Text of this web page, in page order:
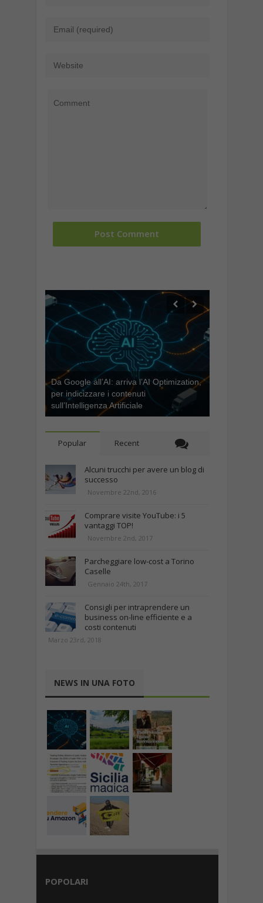
Da Google all’AI: arriva l’AI Optimization,
per indicizzare i contenuti
sull’Intelligenza Artificiale
Popular Recent
Alcuni trucchi per avere un blog di
successo
Novembre 22nd, 2016
Comprare visite YouTube: i 5
vantaggi TOP!
Novembre 2nd, 2017
Parcheggiare low-cost a Torino
Caselle
Gennaio 24th, 2017
Consigli per intraprendere un
business on-line efficiente e a
costi contenuti
Marzo 23rd, 2018
NEWS IN UNA FOTO
POPOLARI